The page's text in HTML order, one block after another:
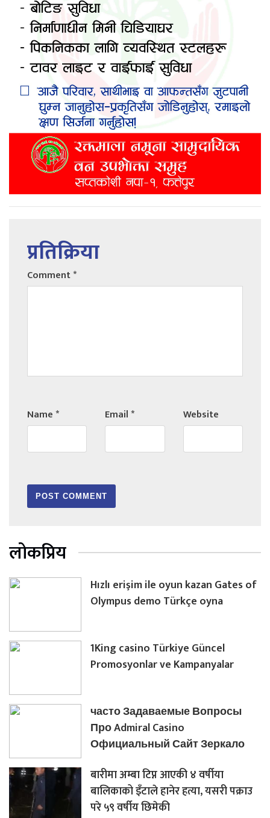
प्रतिक्रिया
Comment*
Name* Email* Website
लोकप्रिय
Hızlı erişim ile oyun kazan Gates of
Olympus demo Türkçe oyna
1King casino Türkiye Güncel
Promosyonlar ve Kampanyalar
часто Задаваемые Вопросы
Про Admiral Casino
Официальный Сайт Зеркало
बारीमा अम्बा टिप्न आएकी ४ वर्षीया
बालिकाको इँटाले हानेर हत्या, यसरी पक्राउ
परे ५९ वर्षीय छिमेकी